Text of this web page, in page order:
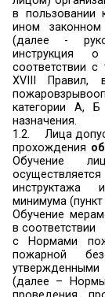
назначению.
При этом,
безопасности.
Согласно
за
объекте, в
1.
пожара.
1.1.В